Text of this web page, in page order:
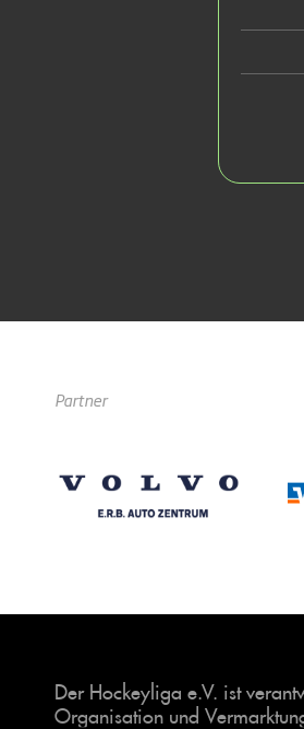
Partner
Der Hockeyliga e.V. ist
Organisation und